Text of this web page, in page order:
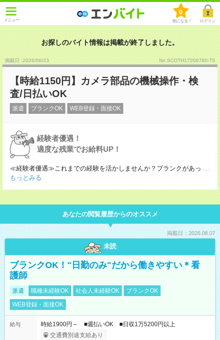
メニュー
0
気になる！ ログイン
お探しのバイト情報は掲載が終了しました。
掲載日 :2026/06/23 No.SCOTH17206780-T5
【時給1150円】カメラ部品の機械操作・検
査/日払いOK
派遣 ブランクOK WEB登録・面接OK
経験者優遇！
適度な残業でお給料UP！
≪経験者優遇≫これまでの経験を活かしませんか？ブランクがあっ ...
もっとみる
あなたの閲覧履歴からのオススメ
掲載日：2026.08.07
未読
ブランクOK！"日勤のみ"だから働きやすい＊看
護師
派遣 職種未経験OK 社会人未経験OK
ブランクOK
WEB登録・面接OK
給与
時給1900円～ ■週払いOK ■日収1万5200円以上
交通費別途支給あり